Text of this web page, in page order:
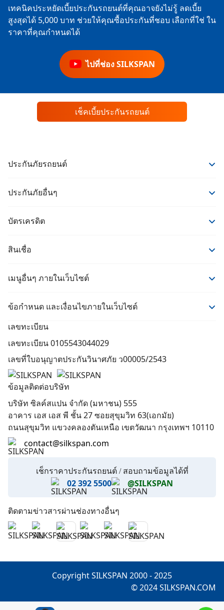
เทคนิคประหยัดเบี้ยประกันรถยนต์ที่คุณอาจยังไม่รู้ ลดเบี้ย
สูงสุดได้ 5,000 บาท ช่วยให้คุณซื้อประกันที่ชอบ เลือกที่ใช่ ใน
ราคาที่คุณกำหนดได้
ไปที่ช่อง SILKSPAN
เช็คเบี้ยประกันรถยนต์
ประกันภัยรถยนต์
ประกันรถยนต์ชั้น 1
ประกันรถยนต์ชั้น 2+
ประกันรถยนต์ชั้น 3
ประกันภัยอื่นๆ
ประกันชีวิต
ประกันบ้าน
ประกันการเดินทางคุ้มภัยโตเกียวมารีน
บัตรเครดิต
สินเชื่อ
รวมสินเชื่อรถยนต์
เมนูอื่นๆ ภายในเว็บไซต์
ค้นหาอู่ซ่อม
นักลงทุนสัมพันธ์
ติดต่อเรา
เกี่ยวกับเรา
Affiliate Partner
ข้อกำหนด และเงื่อนไขภายในเว็บไซต์
เงื่อนไขในการให้บริการ
นโยบายความเป็นส่วนตัว
คำประกาศเกี่ยวกับความเป็นส่วนตัว
นโยบายการกำกับดูแลกิจการที่ดี
เลขทะเบียน
เลขทะเบียน 0105543044029
เลขที่ใบอนุญาตประกันวินาศภัย ว00005/2543
ข้อมูลติดต่อบริษัท
บริษัท ซิลค์สแปน จำกัด (มหาชน) 555
อาคาร เอส เอส พี ชั้น 27 ซอยสุขุมวิท 63(เอกมัย)
ถนนสุขุมวิท แขวงคลองตันเหนือ เขตวัฒนา กรุงเทพฯ 10110
contact@silkspan.com
เช็กราคาประกันรถยนต์ / สอบถามข้อมูลได้ที่
02 392 5500 @SILKSPAN
ติดตามข่าวสารผ่านช่องทางอื่นๆ
Copyright SILKSPAN 2000 - 2025
© 2024 SILKSPAN.COM